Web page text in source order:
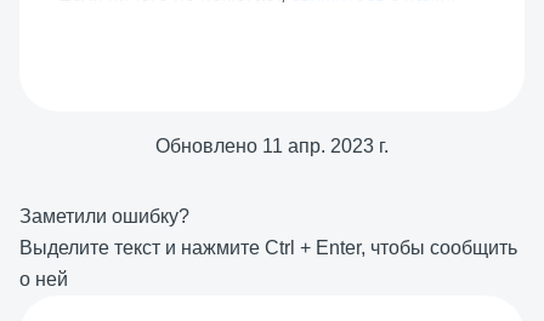
Обновлено 11 апр. 2023 г.
Заметили ошибку?
Выделите текст и нажмите Ctrl + Enter, чтобы сообщить
о ней